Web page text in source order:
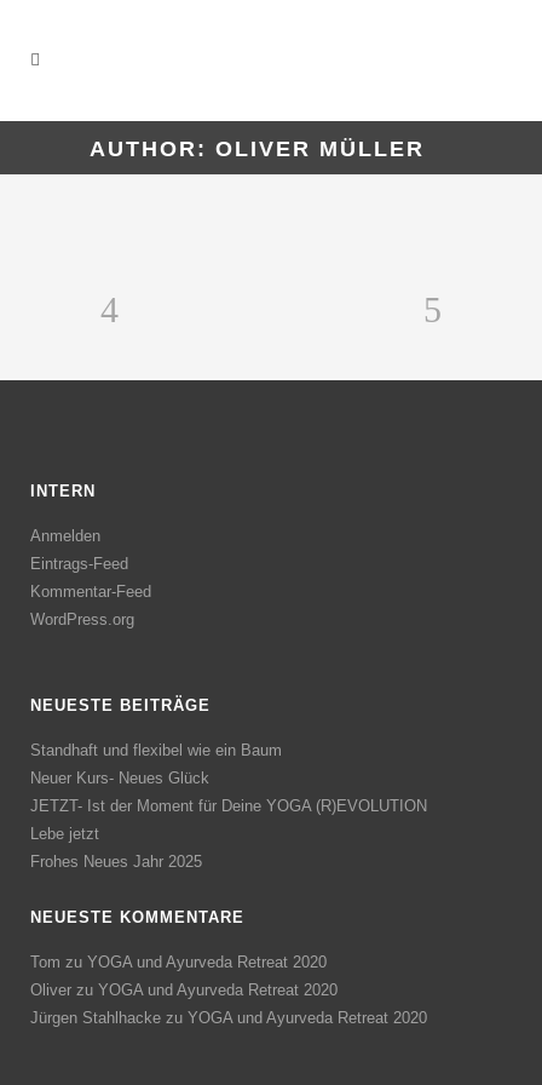
AUTHOR: OLIVER MÜLLER
INTERN
Anmelden
Eintrags-Feed
Kommentar-Feed
WordPress.org
NEUESTE BEITRÄGE
Standhaft und flexibel wie ein Baum
Neuer Kurs- Neues Glück
JETZT- Ist der Moment für Deine YOGA (R)EVOLUTION
Lebe jetzt
Frohes Neues Jahr 2025
NEUESTE KOMMENTARE
Tom zu YOGA und Ayurveda Retreat 2020
Oliver zu YOGA und Ayurveda Retreat 2020
Jürgen Stahlhacke zu YOGA und Ayurveda Retreat 2020